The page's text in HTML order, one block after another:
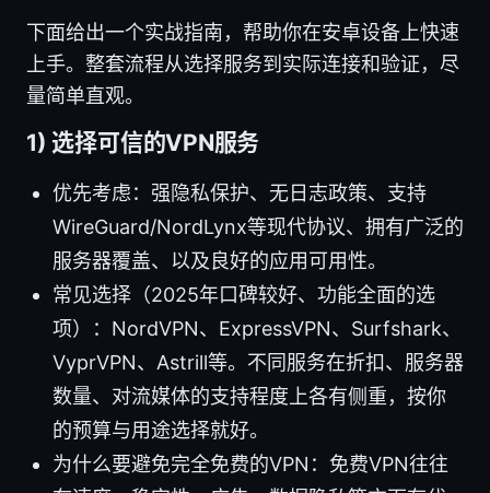
下面给出一个实战指南，帮助你在安卓设备上快速
上手。整套流程从选择服务到实际连接和验证，尽
量简单直观。
1) 选择可信的VPN服务
优先考虑：强隐私保护、无日志政策、支持
WireGuard/NordLynx等现代协议、拥有广泛的
服务器覆盖、以及良好的应用可用性。
常见选择（2025年口碑较好、功能全面的选
项）：NordVPN、ExpressVPN、Surfshark、
VyprVPN、Astrill等。不同服务在折扣、服务器
数量、对流媒体的支持程度上各有侧重，按你
的预算与用途选择就好。
为什么要避免完全免费的VPN：免费VPN往往